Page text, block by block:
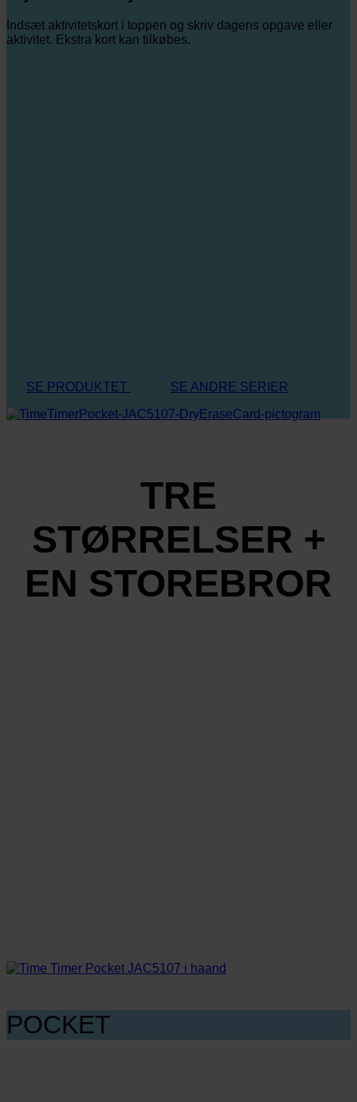
Indsæt aktivitetskort i toppen og skriv dagens opgave eller
aktivitet. Ekstra kort kan tilkøbes.
SE PRODUKTET SE ANDRE SERIER
TRE
STØRRELSER +
EN STOREBROR
POCKET